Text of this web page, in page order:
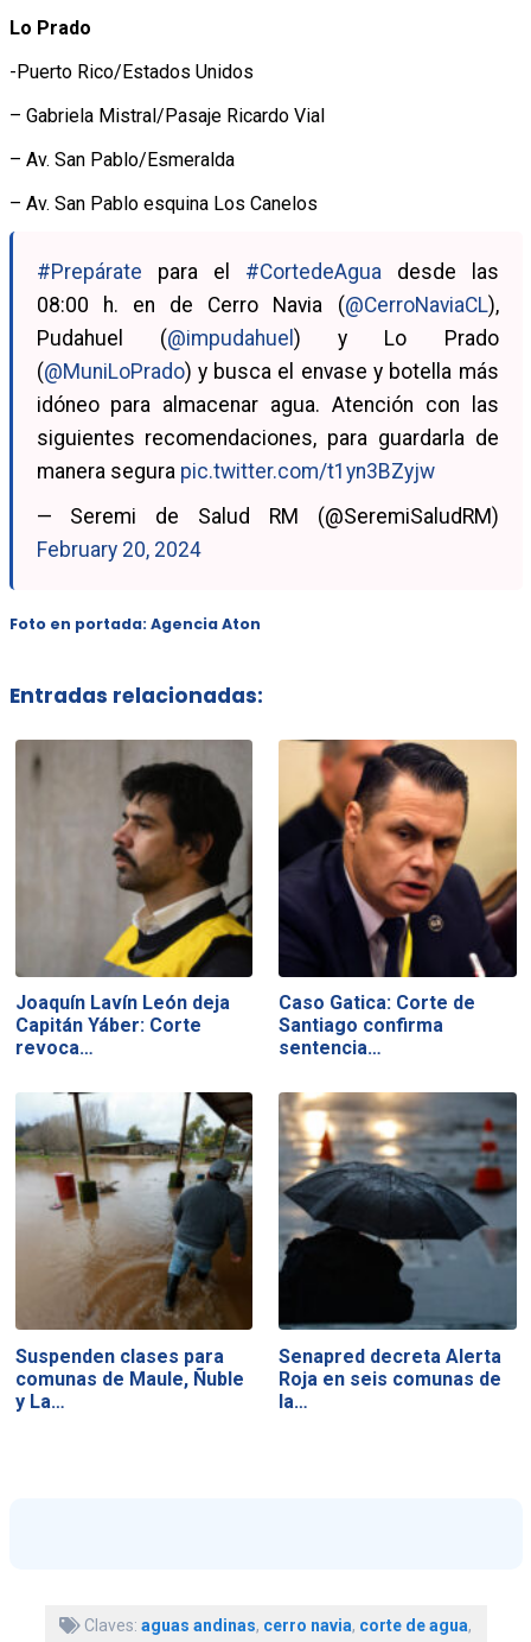
Lo Prado
-Puerto Rico/Estados Unidos
– Gabriela Mistral/Pasaje Ricardo Vial
– Av. San Pablo/Esmeralda
– Av. San Pablo esquina Los Canelos
#Prepárate para el #CortedeAgua desde las
08:00 h. en de Cerro Navia (@CerroNaviaCL),
Pudahuel (@impudahuel ) y Lo Prado
(@MuniLoPrado) y busca el envase y botella más
idóneo para almacenar agua. Atención con las
siguientes recomendaciones, para guardarla de
manera segura pic.twitter.com/t1yn3BZyjw
— Seremi de Salud RM (@SeremiSaludRM)
February 20, 2024
Foto en portada: Agencia Aton
Entradas relacionadas:
Joaquín Lavín León deja
Capitán Yáber: Corte
revoca…
Caso Gatica: Corte de
Santiago confirma
sentencia…
Suspenden clases para
comunas de Maule, Ñuble
y La…
Senapred decreta Alerta
Roja en seis comunas de
la…
Claves: aguas andinas, cerro navia, corte de agua,